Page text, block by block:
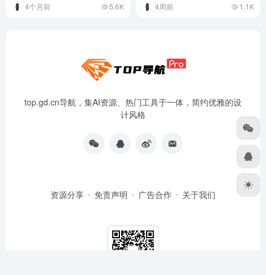
4个月前 5.6K 4周前 1.1K
top.gd.cn导航，集AI资源、热门工具于一体，简约优雅的设
计风格
资源分享 免责声明 广告合作 关于我们